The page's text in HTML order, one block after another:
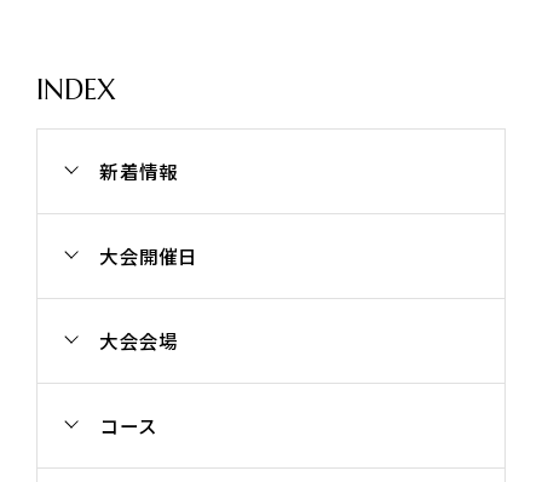
INDEX
新着情報
大会開催日
大会会場
コース